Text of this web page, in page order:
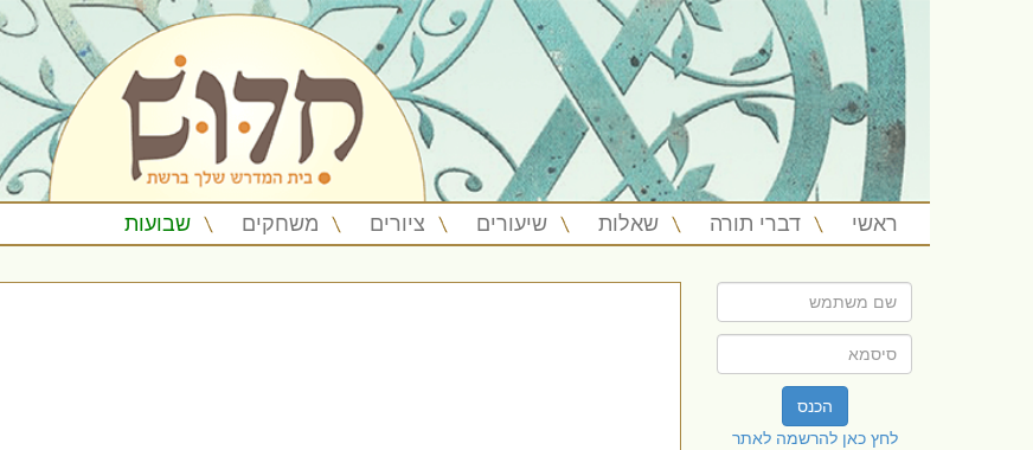
ראשי דברי תורה שאלות שיעורים ציורים משחקים שבועות
הכנס
לחץ כאן להרשמה לאתר